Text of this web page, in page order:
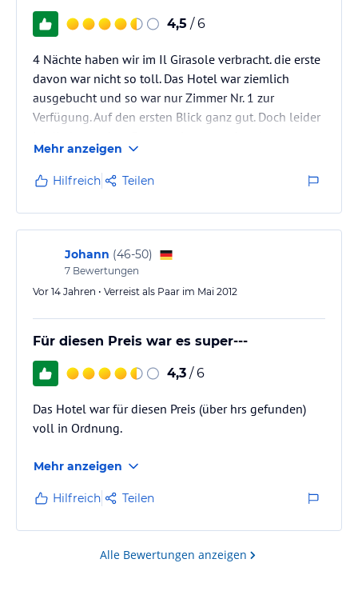
4,5 / 6
4 Nächte haben wir im Il Girasole verbracht. die erste
davon war nicht so toll. Das Hotel war ziemlich
ausgebucht und so war nur Zimmer Nr. 1 zur
Verfügung. Auf den ersten Blick ganz gut. Doch leider
Strässchen. Wir konnten uns eigentlich nicht
vorstellen, dass da Verkehr herrscht. Aber wir mussten
leider feststellen, dass die Capresen durch die
engsten Gassen fahren. Jedes mal, wenn eine Vespa
durchfuhr, meinten wir, der fährt durch unser Zimmer.
Es kamen zwar nicht…
Mehr anzeigen
Hilfreich Teilen
Johann (46-50)
7 Bewertungen
Vor 14 Jahren • Verreist als Paar im Mai 2012
Für diesen Preis war es super---
4,3 / 6
Das Hotel war für diesen Preis (über hrs gefunden)
voll in Ordnung.
Mehr anzeigen
Hilfreich Teilen
Alle Bewertungen anzeigen